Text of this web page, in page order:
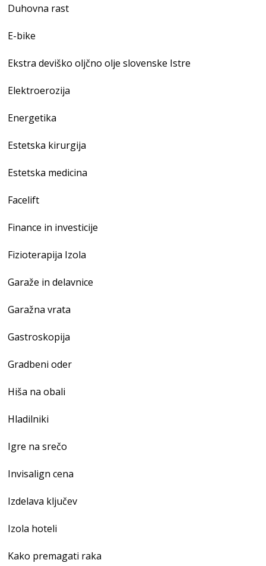
Duhovna rast
E-bike
Ekstra deviško oljčno olje slovenske Istre
Elektroerozija
Energetika
Estetska kirurgija
Estetska medicina
Facelift
Finance in investicije
Fizioterapija Izola
Garaže in delavnice
Garažna vrata
Gastroskopija
Gradbeni oder
Hiša na obali
Hladilniki
Igre na srečo
Invisalign cena
Izdelava ključev
Izola hoteli
Kako premagati raka